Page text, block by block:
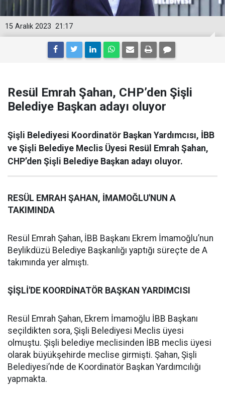
21:17
15 Aralık 2023
Resül Emrah Şahan, CHP’den Şişli
Belediye Başkan adayı oluyor
Şişli Belediyesi Koordinatör Başkan Yardımcısı, İBB
ve Şişli Belediye Meclis Üyesi Resül Emrah Şahan,
CHP’den Şişli Belediye Başkan adayı oluyor.
RESÜL EMRAH ŞAHAN, İMAMOĞLU'NUN A
TAKIMINDA
Resül Emrah Şahan, İBB Başkanı Ekrem İmamoğlu’nun
Beylikdüzü Belediye Başkanlığı yaptığı süreçte de A
takımında yer almıştı.
ŞİŞLİ'DE KOORDİNATÖR BAŞKAN YARDIMCISI
Resül Emrah Şahan, Ekrem İmamoğlu İBB Başkanı
seçildikten sora, Şişli Belediyesi Meclis üyesi
olmuştu. Şişli belediye meclisinden İBB meclis üyesi
olarak büyükşehirde meclise girmişti. Şahan, Şişli
Belediyesi’nde de Koordinatör Başkan Yardımcılığı
yapmakta.